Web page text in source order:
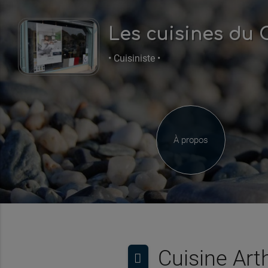
Les cuisines du
• Cuisiniste •
À propos
Cuisine